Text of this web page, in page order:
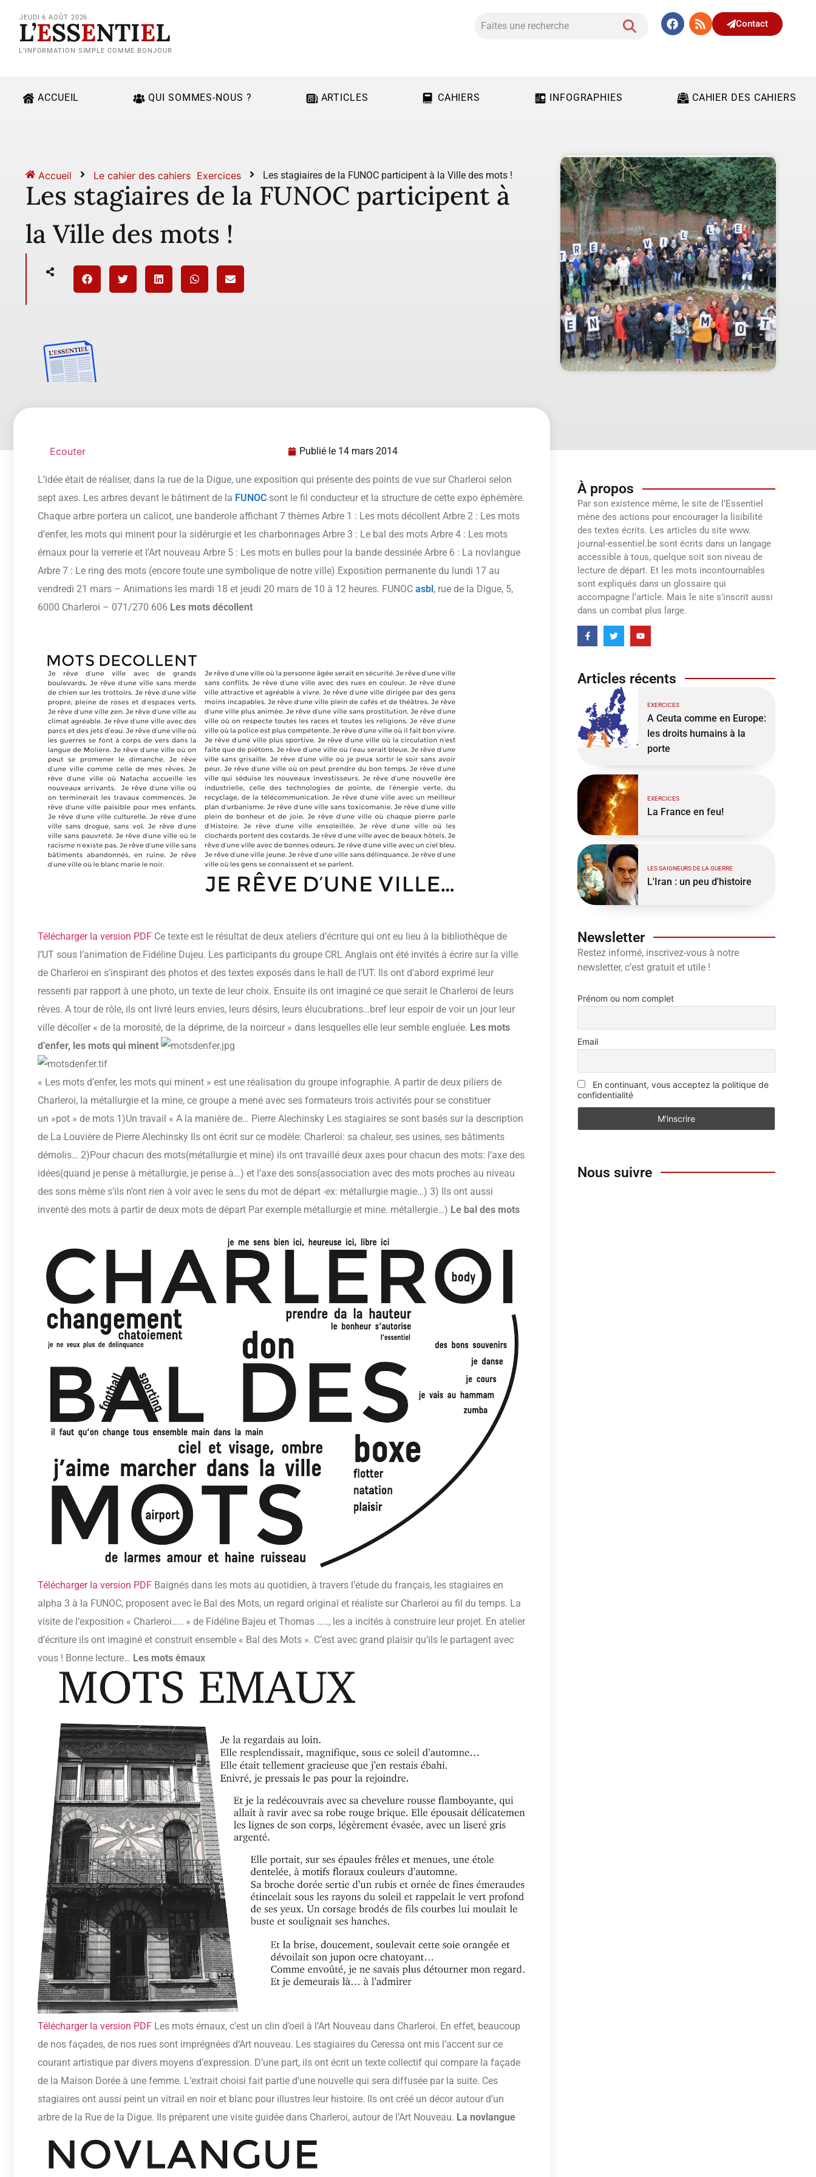
JEUDI 6 AOÛT 2026
L’ESSENTIEL
L’INFORMATION SIMPLE COMME BONJOUR
Contact
ACCUEIL QUI SOMMES-NOUS ? ARTICLES CAHIERS INFOGRAPHIES CAHIER DES CAHIERS
Accueil Le cahier des cahiers Exercices Les stagiaires de la FUNOC participent à la Ville des mots !
Les stagiaires de la FUNOC participent à
la Ville des mots !
Ecouter Publié le 14 mars 2014
L’idée était de réaliser, dans la rue de la Digue, une exposition qui présente des points de vue sur Charleroi selon
sept axes. Les arbres devant le bâtiment de la FUNOC sont le fil conducteur et la structure de cette expo éphémère.
Chaque arbre portera un calicot, une banderole affichant 7 thèmes Arbre 1 : Les mots décollent Arbre 2 : Les mots
d’enfer, les mots qui minent pour la sidérurgie et les charbonnages Arbre 3 : Le bal des mots Arbre 4 : Les mots
émaux pour la verrerie et l’Art nouveau Arbre 5 : Les mots en bulles pour la bande dessinée Arbre 6 : La novlangue
Arbre 7 : Le ring des mots (encore toute une symbolique de notre ville) Exposition permanente du lundi 17 au
vendredi 21 mars – Animations les mardi 18 et jeudi 20 mars de 10 à 12 heures. FUNOC asbl, rue de la Digue, 5,
6000 Charleroi – 071/270 606 Les mots décollent
Télécharger la version PDF Ce texte est le résultat de deux ateliers d’écriture qui ont eu lieu à la bibliothèque de
l’UT sous l’animation de Fidéline Dujeu. Les participants du groupe CRL Anglais ont été invités à écrire sur la ville
de Charleroi en s’inspirant des photos et des textes exposés dans le hall de l’UT. Ils ont d’abord exprimé leur
ressenti par rapport à une photo, un texte de leur choix. Ensuite ils ont imaginé ce que serait le Charleroi de leurs
rêves. A tour de rôle, ils ont livré leurs envies, leurs désirs, leurs élucubrations…bref leur espoir de voir un jour leur
ville décoller « de la morosité, de la déprime, de la noirceur » dans lesquelles elle leur semble engluée. Les mots
d’enfer, les mots qui minent
« Les mots d’enfer, les mots qui minent » est une réalisation du groupe infographie. A partir de deux piliers de
Charleroi, la métallurgie et la mine, ce groupe a mené avec ses formateurs trois activités pour se constituer
un »pot » de mots 1)Un travail « A la manière de… Pierre Alechinsky Les stagiaires se sont basés sur la description
de La Louvière de Pierre Alechinsky Ils ont écrit sur ce modèle: Charleroi: sa chaleur, ses usines, ses bâtiments
démolis… 2)Pour chacun des mots(métallurgie et mine) ils ont travaillé deux axes pour chacun des mots: l’axe des
idées(quand je pense à métallurgie, je pense à…) et l’axe des sons(association avec des mots proches au niveau
des sons même s’ils n’ont rien à voir avec le sens du mot de départ -ex: métallurgie magie…) 3) Ils ont aussi
inventé des mots à partir de deux mots de départ Par exemple métallurgie et mine. métallergie…) Le bal des mots
Télécharger la version PDF Baignés dans les mots au quotidien, à travers l’étude du français, les stagiaires en
alpha 3 à la FUNOC, proposent avec le Bal des Mots, un regard original et réaliste sur Charleroi au fil du temps. La
visite de l’exposition « Charleroi….. » de Fidéline Bajeu et Thomas ….., les a incités à construire leur projet. En atelier
d’écriture ils ont imaginé et construit ensemble « Bal des Mots ». C’est avec grand plaisir qu’ils le partagent avec
vous ! Bonne lecture… Les mots émaux
Télécharger la version PDF Les mots émaux, c’est un clin d’oeil à l’Art Nouveau dans Charleroi. En effet, beaucoup
de nos façades, de nos rues sont imprégnées d’Art nouveau. Les stagiaires du Ceressa ont mis l’accent sur ce
courant artistique par divers moyens d’expression. D’une part, ils ont écrit un texte collectif qui compare la façade
de la Maison Dorée à une femme. L’extrait choisi fait partie d’une nouvelle qui sera diffusée par la suite. Ces
stagiaires ont aussi peint un vitrail en noir et blanc pour illustres leur histoire. Ils ont créé un décor autour d’un
arbre de la Rue de la Digue. Ils préparent une visite guidée dans Charleroi, autour de l’Art Nouveau. La novlangue
À propos
Par son existence même, le site de l’Essentiel
mène des actions pour encourager la lisibilité
des textes écrits. Les articles du site www.
journal-essentiel.be sont écrits dans un langage
accessible à tous, quelque soit son niveau de
lecture de départ. Et les mots incontournables
sont expliqués dans un glossaire qui
accompagne l’article. Mais le site s’inscrit aussi
dans un combat plus large.
Articles récents
EXERCICES
A Ceuta comme en Europe:
les droits humains à la
porte
EXERCICES
La France en feu!
LES SAIGNEURS DE LA GUERRE
L'Iran : un peu d'histoire
Newsletter
Restez informé, inscrivez-vous à notre
newsletter, c’est gratuit et utile !
Prénom ou nom complet
Email
En continuant, vous acceptez la politique de
confidentialité
Nous suivre